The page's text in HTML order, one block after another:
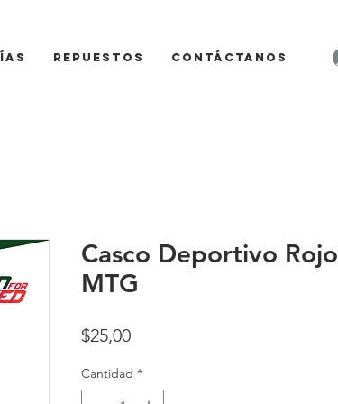
Repuestos Contáctanos
Casco Deportivo Rojo
MTG
$25,00Precio
Cantidad *